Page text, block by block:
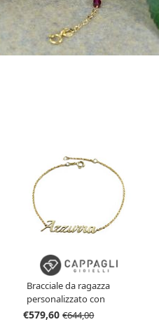
Bracciale da ragazza
personalizzato con
nome in oro giallo
€579,60€644,00